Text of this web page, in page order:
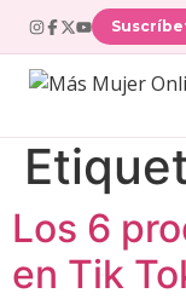
contenido
Los 6
en Tik